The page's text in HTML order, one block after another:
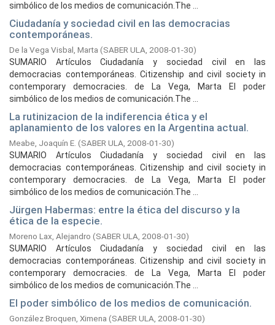
simbólico de los medios de comunicación.The ...
Ciudadanía y sociedad civil en las democracias
contemporáneas.
De la Vega Visbal, Marta (SABER ULA, 2008-01-30)
SUMARIO Artículos Ciudadanía y sociedad civil en las
democracias contemporáneas. Citizenship and civil society in
contemporary democracies. de La Vega, Marta El poder
simbólico de los medios de comunicación.The ...
La rutinizacion de la indiferencia ética y el
aplanamiento de los valores en la Argentina actual.
Meabe, Joaquín E. (SABER ULA, 2008-01-30)
SUMARIO Artículos Ciudadanía y sociedad civil en las
democracias contemporáneas. Citizenship and civil society in
contemporary democracies. de La Vega, Marta El poder
simbólico de los medios de comunicación.The ...
Jürgen Habermas: entre la ética del discurso y la
ética de la especie.
Moreno Lax, Alejandro (SABER ULA, 2008-01-30)
SUMARIO Artículos Ciudadanía y sociedad civil en las
democracias contemporáneas. Citizenship and civil society in
contemporary democracies. de La Vega, Marta El poder
simbólico de los medios de comunicación.The ...
El poder simbólico de los medios de comunicación.
González Broquen, Ximena (SABER ULA, 2008-01-30)